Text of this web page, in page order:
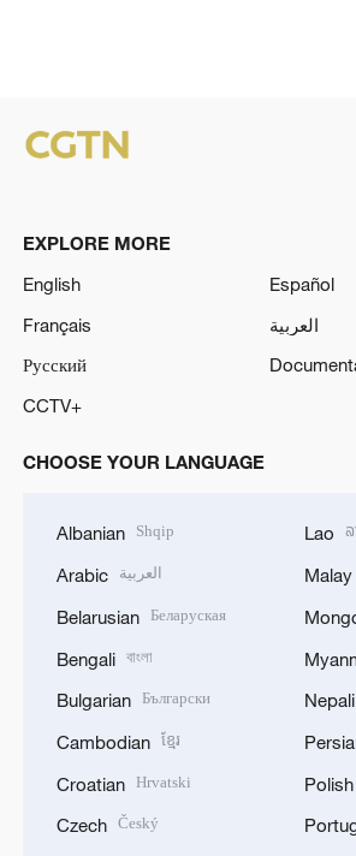
EXPLORE MORE
English
Español
Français
العربية
Русский
CCTV+
CHOOSE YOUR LANGUAGE
Albanian Shqip
Arabic العربية
Belarusian Беларуская
Bengali বাংলা
Bulgarian Български
Cambodian ខ្មែរ
Croatian Hrvatski
Czech Český
Lao
Malay
Nepali
Polish